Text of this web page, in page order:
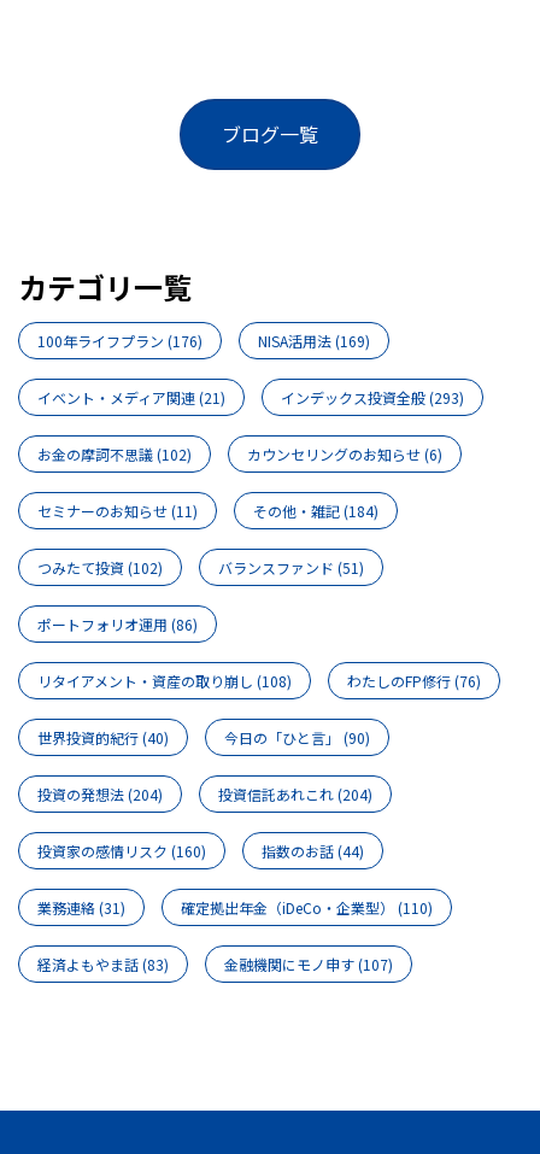
ブログ一覧
カテゴリ一覧
100年ライフプラン (176) NISA活用法(169)
イベント・メディア関連(21) インデックス投資全般(293)
お金の摩訶不思議(102) カウンセリングのお知らせ(6)
セミナーのお知らせ(11) その他・雑記(184)
つみたて投資(102) バランスファンド (51)
ポートフォリオ運用 (86)
リタイアメント・資産の取り崩し (108) わたしのFP修行(76)
世界投資的紀行(40) 今日の「ひと言」 (90)
投資の発想法(204) 投資信託あれこれ(204)
投資家の感情リスク (160) 指数のお話(44)
業務連絡(31) 確定拠出年金（iDeCo・企業型） (110)
経済よもやま話(83) 金融機関にモノ申す(107)